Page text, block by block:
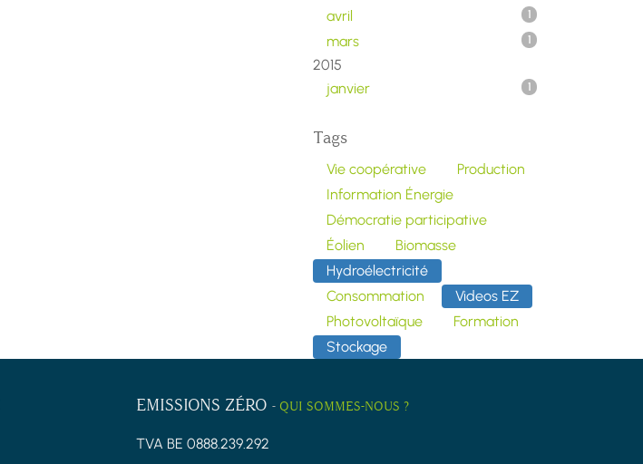
avril 1
mars 1
2015
janvier
1
Tags
Vie coopérative
Production
Information Énergie
Démocratie participative
Éolien
Biomasse
Hydroélectricité
Consommation
Videos EZ
Photovoltaïque
Formation
Stockage
EMISSIONS ZÉRO - QUI SOMMES-NOUS ?
TVA BE 0888.239.292